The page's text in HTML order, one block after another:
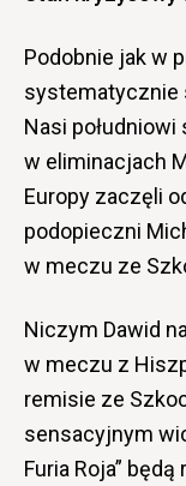
Podobnie jak w
systematycznie
Nasi
w eliminacjach
Europy zaczęli
podopieczni
w meczu ze
Niczym Dawid
w meczu z
remisie ze
sensacyjnym
Furia Roja”